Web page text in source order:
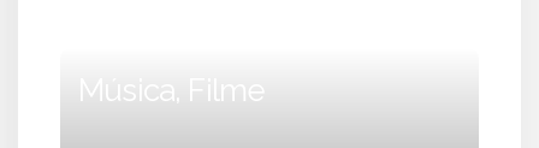
Música, Filme